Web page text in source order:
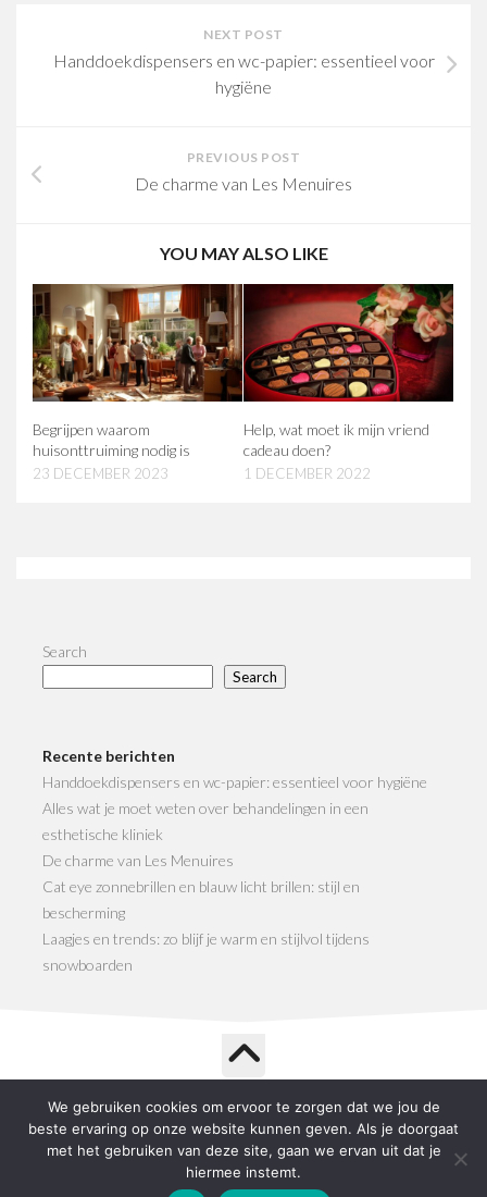
NEXT POST
Handdoekdispensers en wc-papier: essentieel voor
hygiëne
PREVIOUS POST
De charme van Les Menuires
YOU MAY ALSO LIKE
Begrijpen waarom
huisonttruiming nodig is
23 DECEMBER 2023
Help, wat moet ik mijn vriend
cadeau doen?
1 DECEMBER 2022
Search
Search
Recente berichten
Handdoekdispensers en wc-papier: essentieel voor hygiëne
Alles wat je moet weten over behandelingen in een
esthetische kliniek
De charme van Les Menuires
Cat eye zonnebrillen en blauw licht brillen: stijl en
bescherming
Laagjes en trends: zo blijf je warm en stijlvol tijdens
snowboarden
Life Shop © 2026. All Rights Reserved.
Powered byWordPress. Theme byAlx .
We gebruiken cookies om ervoor te zorgen dat we jou de
beste ervaring op onze website kunnen geven. Als je doorgaat
met het gebruiken van deze site, gaan we ervan uit dat je
hiermee instemt.